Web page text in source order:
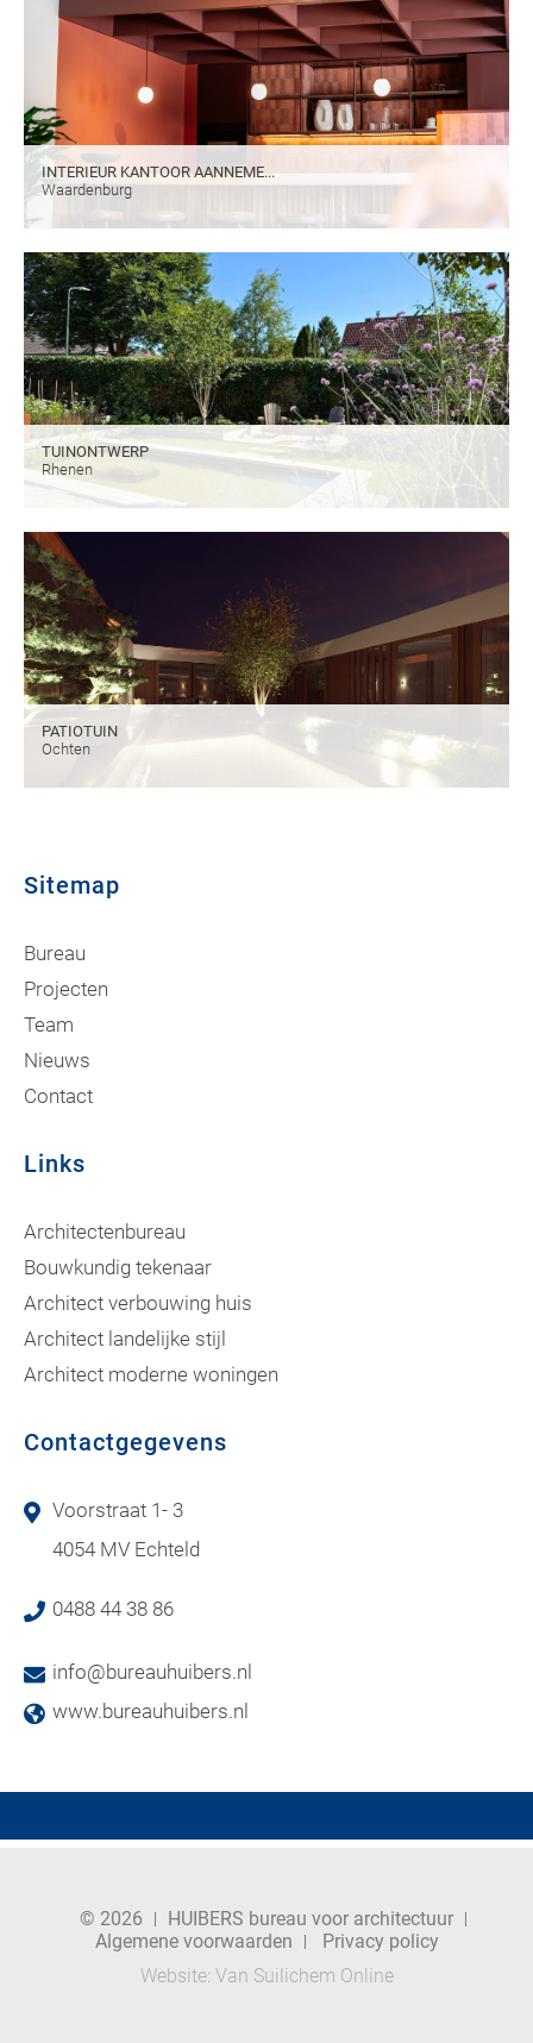
INTERIEUR KANTOOR AANNEME...
Waardenburg
TUINONTWERP
Rhenen
PATIOTUIN
Ochten
Sitemap
Bureau
Projecten
Team
Nieuws
Contact
Links
Architectenbureau
Bouwkundig tekenaar
Architect verbouwing huis
Architect landelijke stijl
Architect moderne woningen
Contactgegevens
Voorstraat 1- 3
4054 MV Echteld
0488 44 38 86
info@bureauhuibers.nl
www.bureauhuibers.nl
© 2026
HUIBERS bureau voor architectuur
Algemene voorwaarden
Privacy policy
Website: Van Suilichem Online